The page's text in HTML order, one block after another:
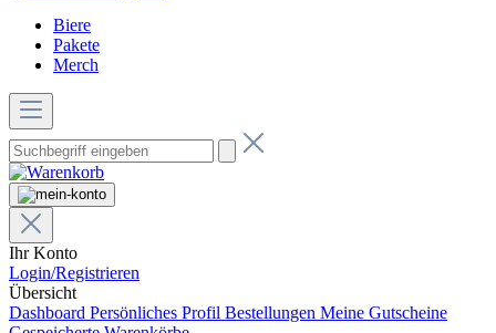
Biere
Pakete
Merch
Ihr Konto
Login/Registrieren
Übersicht
Dashboard Persönliches Profil Bestellungen Meine Gutscheine